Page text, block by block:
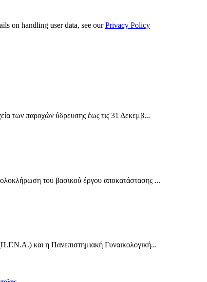
on handling user data, see ourPrivacy Policy
των παροχών ύδρευσης έως τις 31 Δεκεμβ...
του βασικού έργου αποκατάστασης ...
και η Πανεπιστημιακή Γυναικολογική...